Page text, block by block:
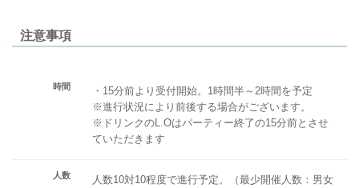
注意事項
時間
・15分前より受付開始。1時間半～2時間を予定
※進行状況により前後する場合がございます。
※ドリンクのL.Oはパーティー終了の15分前とさせ
ていただきます
人数
人数10対10程度で進行予定。（最少開催人数：男女